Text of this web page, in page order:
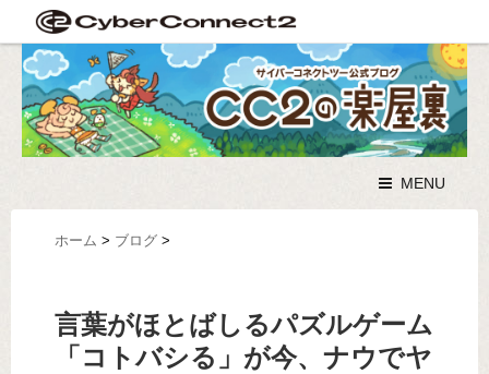
MENU
ホーム > ブログ >
言葉がほとばしるパズルゲーム
「コトバシる」が今、ナウでヤ